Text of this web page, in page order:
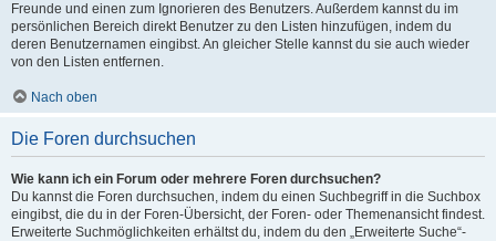
Freunde und einen zum Ignorieren des Benutzers. Außerdem kannst du im
persönlichen Bereich direkt Benutzer zu den Listen hinzufügen, indem du
deren Benutzernamen eingibst. An gleicher Stelle kannst du sie auch wieder
von den Listen entfernen.
Nach oben
Die Foren durchsuchen
Wie kann ich ein Forum oder mehrere Foren durchsuchen?
Du kannst die Foren durchsuchen, indem du einen Suchbegriff in die Suchbox
eingibst, die du in der Foren-Übersicht, der Foren- oder Themenansicht findest.
Erweiterte Suchmöglichkeiten erhältst du, indem du den „Erweiterte Suche“-